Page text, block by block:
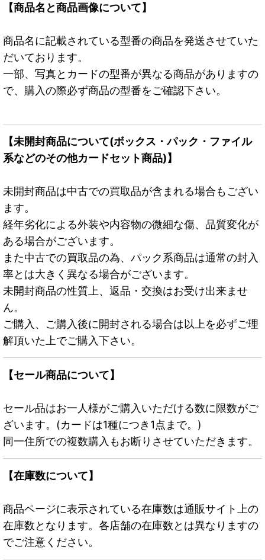
【商品名と商品画像について】
商品名に記載されている型番の商品を発送させていた
だいております。
一部、写真とカードの型番が異なる商品がありますの
で、購入の際必ず商品の型番をご確認下さい。
【未開封商品について(ボックス・パック・ファイル
系などのその他カードセット商品)】
未開封商品は中古での買取品が含まれる場合もござい
ます。
経年劣化による外装や内容物の微細な傷、品質変化が
ある場合がございます。
また中古での買取品の為、パック系商品は通常の封入
率とは大きく異なる場合がございます。
未開封商品の性質上、返品・交換はお受け出来ませ
ん。
ご購入、ご購入後に開封される場合は以上を必ずご理
解頂いた上でご購入下さい。
【セール商品について】
セール品はお一人様がご購入いただける数に限数がご
ざいます。(カードは1種につき1点まで。)
同一住所での複数購入もお断りさせていただきます。
【在庫数について】
商品ページに表示されている在庫数は通販サイト上の
在庫数となります。各店舗の在庫数とは異なりますの
でご注意ください。